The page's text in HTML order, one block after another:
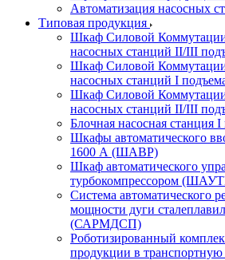
Автоматизация насосных
Типовая продукция
Шкаф Силовой
насосных станций II/III
Шкаф Силовой
насосных станций I
Шкаф Силовой
насосных станций II/III
Блочная насосная станция
Шкафы автоматического
1600 А (ШАВР)
Шкаф автоматического
турбокомпрессором
Система автоматического
мощности дуги
(САРМДСП)
Роботизированный
продукции в